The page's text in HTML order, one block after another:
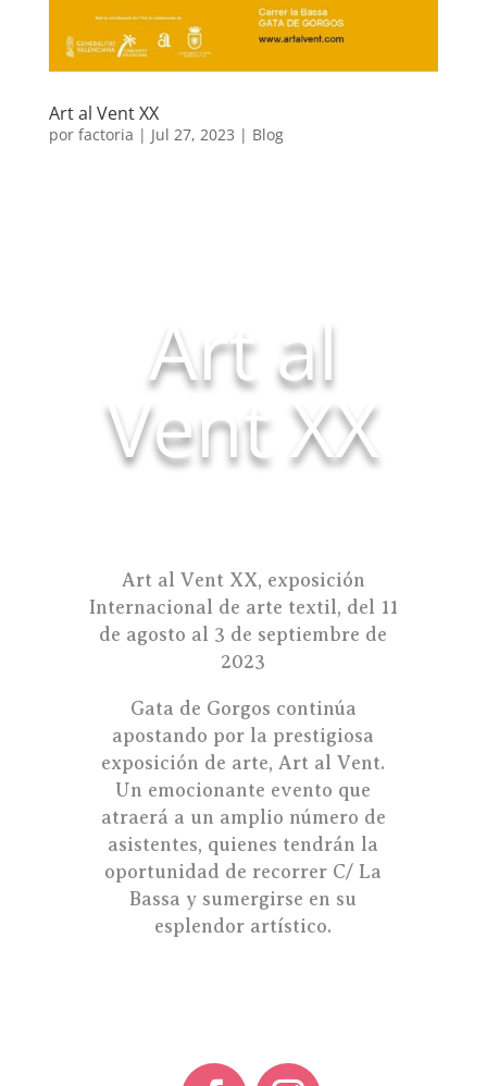
Art al Vent XX
por factoria | Jul 27, 2023 | Blog
Art al
Vent XX
Art al Vent XX, exposición
Internacional de arte textil, del 11
de agosto al 3 de septiembre de
2023
Gata de Gorgos continúa
apostando por la prestigiosa
exposición de arte, Art al Vent.
Un emocionante evento que
atraerá a un amplio número de
asistentes, quienes tendrán la
oportunidad de recorrer C/ La
Bassa y sumergirse en su
esplendor artístico.